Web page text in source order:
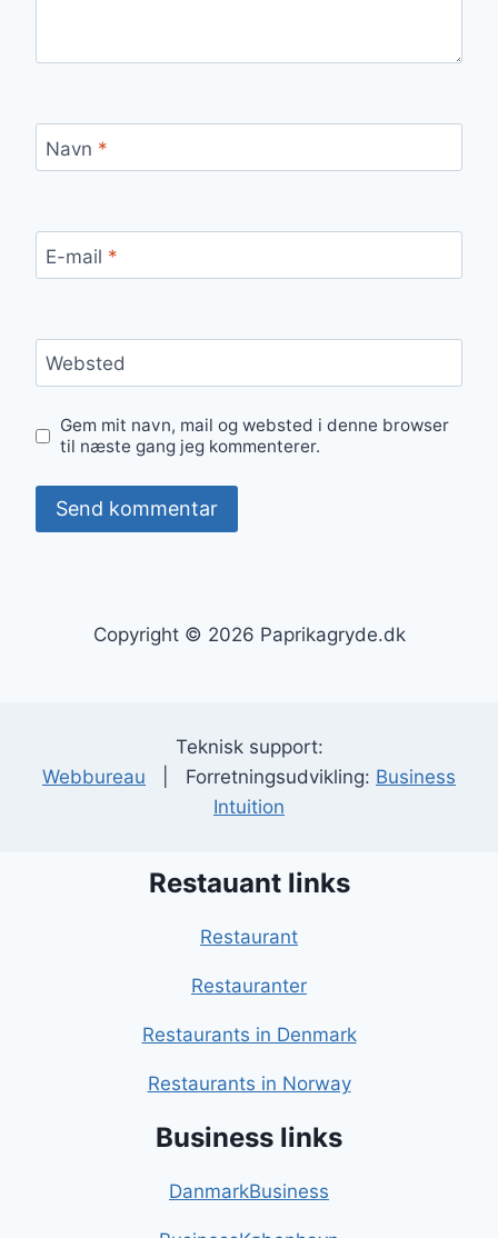
Navn *
E-mail *
Websted
Gem mit navn, mail og websted i denne browser
til næste gang jeg kommenterer.
Copyright © 2026 Paprikagryde.dk
Teknisk support:
Webbureau | Forretningsudvikling: Business
Intuition
Restauant links
Restaurant
Restauranter
Restaurants in Denmark
Restaurants in Norway
Business links
DanmarkBusiness